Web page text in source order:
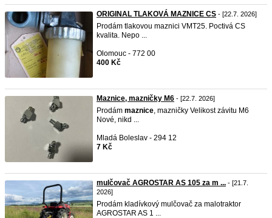
ORIGINAL TLAKOVÁ MAZNICE CS - [22.7. 2026]
Prodám tlakovou maznici VMT25. Poctivá CS
kvalita. Nepo ...
Olomouc - 772 00
400 Kč
Maznice, mazničky M6 - [22.7. 2026]
Prodám maznice, mazničky Velikost závitu M6
Nové, nikd ...
Mladá Boleslav - 294 12
7 Kč
mulčovač AGROSTAR AS 105 za m ... - [21.7.
2026]
Prodám kladívkový mulčovač za malotraktor
AGROSTAR AS 1 ...